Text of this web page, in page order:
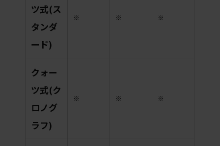
ツ式(ス
タンダ
ード)
※ ※ ※
クォー
ツ式(ク
ロノグ
ラフ)
※ ※ ※